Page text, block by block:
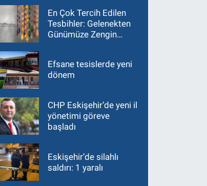
En Çok Tercih Edilen
Tesbihler: Gelenekten
Günümüze Zengin
Efsane tesislerde yeni
dönem
CHP Eskişehir’de yeni il
yönetimi göreve
başladı
Eskişehir’de silahlı
saldırı: 1 yaralı